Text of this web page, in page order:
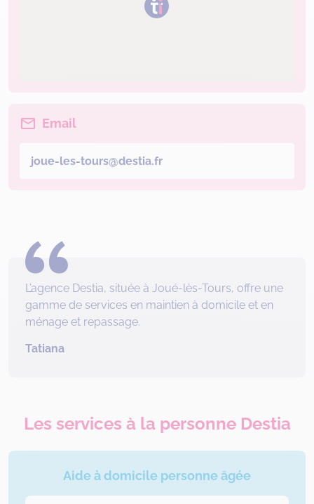
L’agence Destia, située à Joué-lès-Tours, offre une
gamme de services en maintien à domicile et en
ménage et repassage.
Tatiana
Les services à la personne Destia
Aide à domicile personne âgée
Email
joue-les-tours@destia.fr